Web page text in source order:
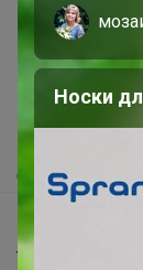
Как здесь все
Как сделать
Как получить?
Доставка
Торговые марки
Носки